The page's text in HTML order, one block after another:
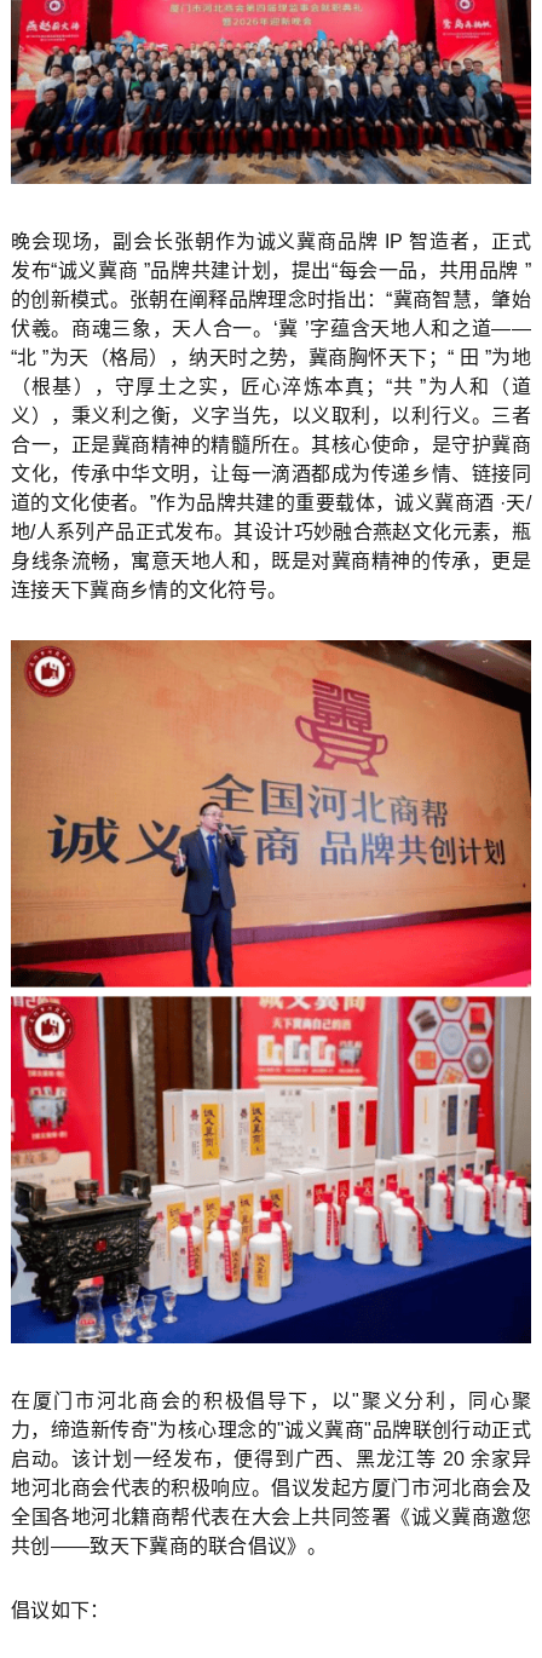
晚会现场，副会长张朝作为诚义冀商品牌 IP 智造者，正式
发布“诚义冀商 ”品牌共建计划，提出“每会一品，共用品牌 ”
的创新模式。张朝在阐释品牌理念时指出：“冀商智慧，肇始
伏羲。商魂三象，天人合一。‘冀 ’字蕴含天地人和之道——
“北 ”为天（格局），纳天时之势，冀商胸怀天下；“ 田 ”为地
（根基），守厚土之实，匠心淬炼本真；“共 ”为人和（道
义），秉义利之衡，义字当先，以义取利，以利行义。三者
合一，正是冀商精神的精髓所在。其核心使命，是守护冀商
文化，传承中华文明，让每一滴酒都成为传递乡情、链接同
道的文化使者。”作为品牌共建的重要载体，诚义冀商酒 ·天/
地/人系列产品正式发布。其设计巧妙融合燕赵文化元素，瓶
身线条流畅，寓意天地人和，既是对冀商精神的传承，更是
连接天下冀商乡情的文化符号。
在厦门市河北商会的积极倡导下，以"聚义分利，同心聚
力，缔造新传奇"为核心理念的"诚义冀商"品牌联创行动正式
启动。该计划一经发布，便得到广西、黑龙江等 20 余家异
地河北商会代表的积极响应。倡议发起方厦门市河北商会及
全国各地河北籍商帮代表在大会上共同签署《诚义冀商邀您
共创——致天下冀商的联合倡议》。
倡议如下：